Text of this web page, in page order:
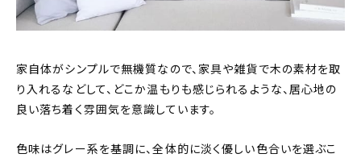
家自体がシンプルで無機質なので、家具や雑貨で木の素材を取
り入れるなどして、どこか温もりも感じられるような、居心地の
良い落ち着く雰囲気を意識しています。
色味はグレー系を基調に、全体的に淡く優しい色合いを選ぶこ